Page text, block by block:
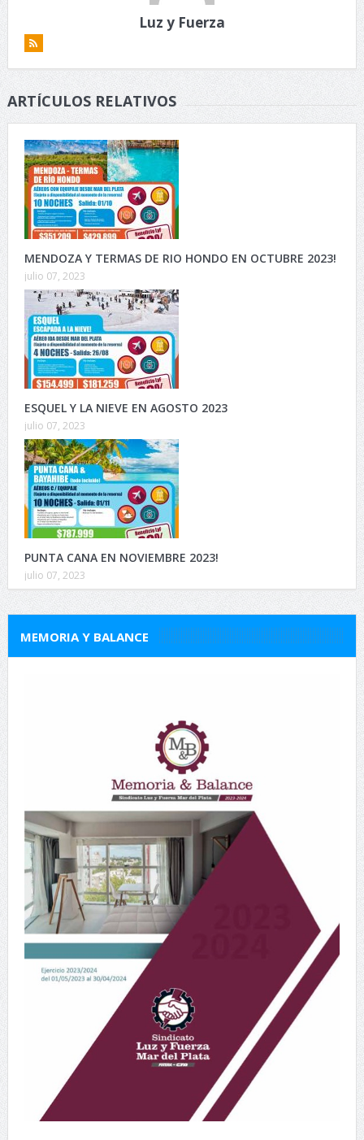
Luz y Fuerza
ARTÍCULOS RELATIVOS
MENDOZA Y TERMAS DE RIO HONDO EN OCTUBRE 2023!
julio 07, 2023
ESQUEL Y LA NIEVE EN AGOSTO 2023
julio 07, 2023
PUNTA CANA EN NOVIEMBRE 2023!
julio 07, 2023
MEMORIA Y BALANCE